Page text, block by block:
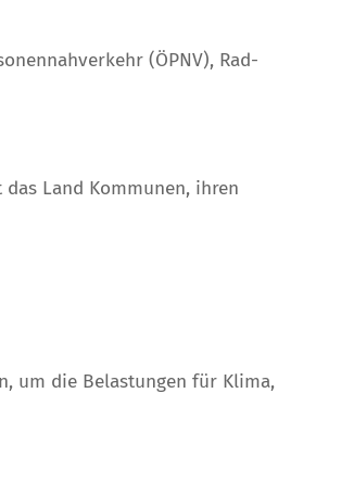
(ÖPNV), Rad-
Land Kommunen, ihren
um die Belastungen für Klima,